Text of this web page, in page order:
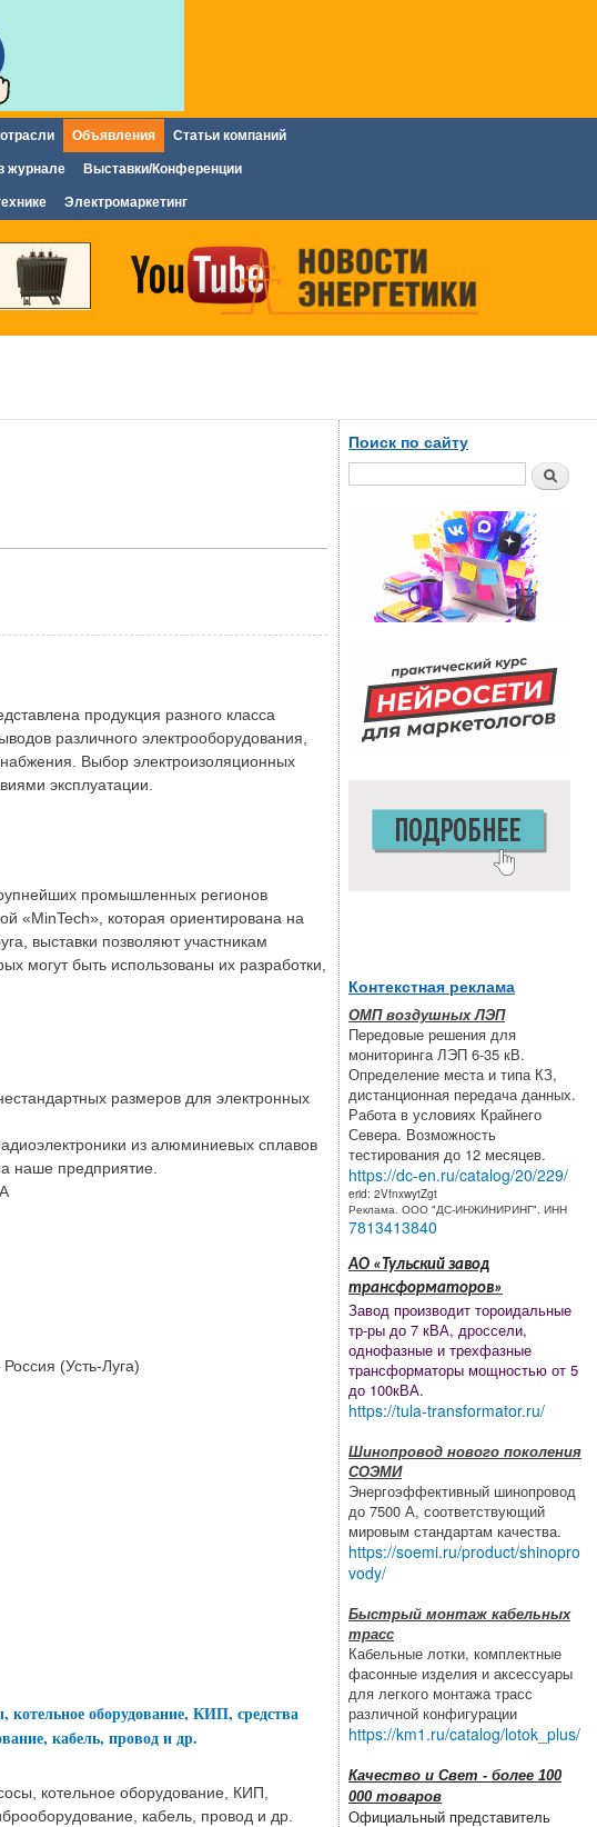
Объявления Статьи компаний
журнале Выставки/Конференции
Электромаркетинг
продукция разного класса
различного электрооборудования,
Выбор электроизоляционных
эксплуатации.
промышленных регионов
«MinTech», которая ориентирована на
выставки позволяют участникам
могут быть использованы их разработки,
размеров для электронных
из алюминиевых сплавов
наше предприятие.
(Усть-Луга)
котельное оборудование, КИП, средства
кабель, провод и др.
котельное оборудование, КИП,
кабель, провод и др.
Поиск по сайту
Поиск
Контекстная реклама
ОМП воздушных ЛЭП
Передовые решения для
мониторинга ЛЭП 6-35 кВ.
Определение места и типа КЗ,
дистанционная передача данных.
Работа в условиях Крайнего
Севера. Возможность
тестирования до 12 месяцев.
https://dc-en.ru/catalog/20/229/
erid: 2VfnxwytZgt
Реклама. ООО "ДС-ИНЖИНИРИНГ". ИНН
7813413840
АО «Тульский завод
трансформаторов»
Завод производит тороидальные
тр-ры до 7 кВА, дроссели,
однофазные и трехфазные
трансформаторы мощностью от 5
до 100кВА.
https://tula-transformator.ru/
Шинопровод нового поколения
СОЭМИ
Энергоэффективный шинопровод
до 7500 А, соответствующий
мировым стандартам качества.
https://soemi.ru/product/shinopro
vody/
Быстрый монтаж кабельных
трасс
Кабельные лотки, комплектные
фасонные изделия и аксессуары
для легкого монтажа трасс
различной конфигурации
https://km1.ru/catalog/lotok_plus/
Качество и Свет - более 100
000 товаров
Официальный представитель